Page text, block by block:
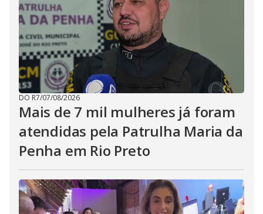
DO R7/07/08/2026
Mais de 7 mil mulheres já foram
atendidas pela Patrulha Maria da
Penha em Rio Preto